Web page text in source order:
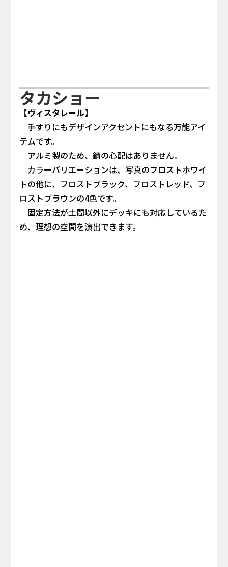
タカショー
【ヴィスタレール】
手すりにもデザインアクセントにもなる万能アイ
テムです。
アルミ製のため、錆の心配はありません。
カラーバリエーションは、写真のフロストホワイ
トの他に、フロストブラック、フロストレッド、フ
ロストブラウンの4色です。
固定方法が土間以外にデッキにも対応しているた
め、理想の空間を演出できます。